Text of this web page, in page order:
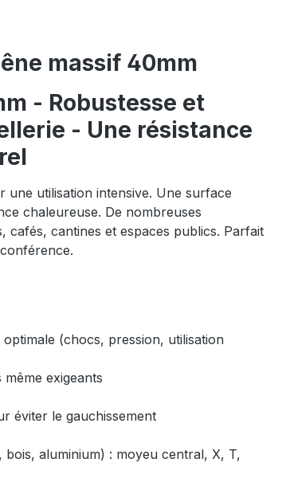
massif 40mm
- Robustesse et
- Une résistance
utilisation intensive. Une surface
chaleureuse. De nombreuses
cafés, cantines et espaces publics. Parfait
(chocs, pression, utilisation
exigeants
éviter le gauchissement
aluminium) : moyeu central, X, T,